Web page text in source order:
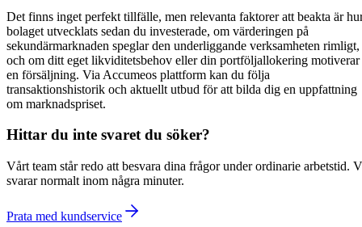
Det finns inget perfekt tillfälle, men relevanta faktorer att beakta är
bolaget utvecklats sedan du investerade, om värderingen på
sekundärmarknaden speglar den underliggande verksamheten rimligt,
och om ditt eget likviditetsbehov eller din portföljallokering motiverar
en försäljning. Via Accumeos plattform kan du följa
transaktionshistorik och aktuellt utbud för att bilda dig en uppfattning
om marknadspriset.
Hittar du inte svaret du söker?
Vårt team står redo att besvara dina frågor under ordinarie arbetstid.
svarar normalt inom några minuter.
Prata med kundservice